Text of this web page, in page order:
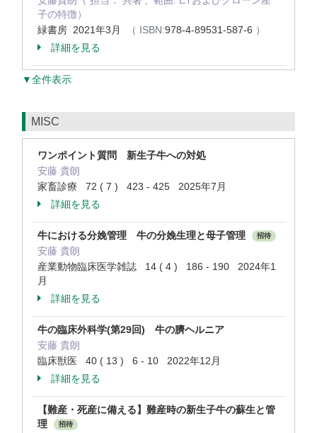
子の特徴）
緑書房 2021年3月
（ ISBN:978-4-89531-587-6 ）
詳細を見る
▼全件表示
MISC
ワンポイント質問 新生子牛への対処
安藤 貴朗
家畜診療 72 ( 7 ) 423 - 425 2025年7月
詳細を見る
牛における分娩管理 牛の分娩生理と母子管理 招待
安藤 貴朗
産業動物臨床医学雑誌 14 ( 4 ) 186 - 190 2024年1
月
詳細を見る
牛の臨床外科学(第29回) 牛の臍ヘルニア
安藤 貴朗
臨床獣医 40 ( 13 ) 6 - 10 2022年12月
詳細を見る
【難産・死産に備える】難産時の新生子牛の蘇生と管
理
招待